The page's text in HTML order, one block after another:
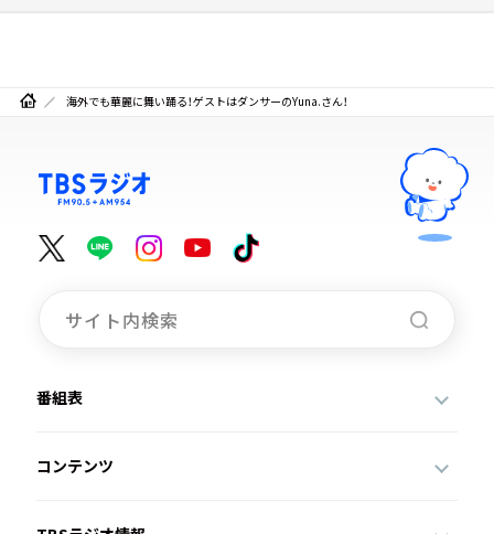
海外でも華麗に舞い踊る！ゲストはダンサーのYuna.さん！
番組表
コンテンツ